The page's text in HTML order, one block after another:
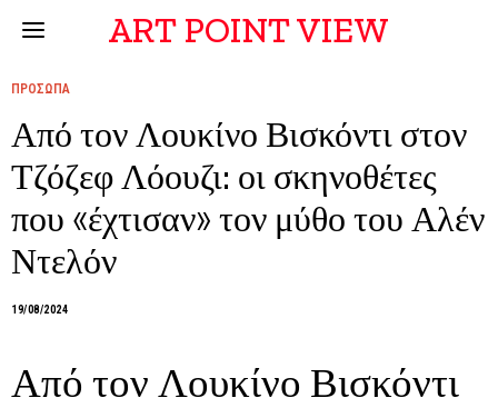
ART POINT VIEW
ΠΡΟΣΩΠΑ
Από τον Λουκίνο Βισκόντι στον
Τζόζεφ Λόουζι: οι σκηνοθέτες
που «έχτισαν» τον μύθο του Αλέν
Ντελόν
19/08/2024
Από τον Λουκίνο Βισκόντι